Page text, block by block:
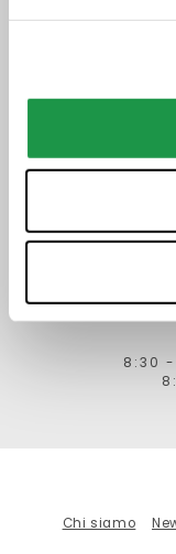
52028
8:30 -
Chi siamo